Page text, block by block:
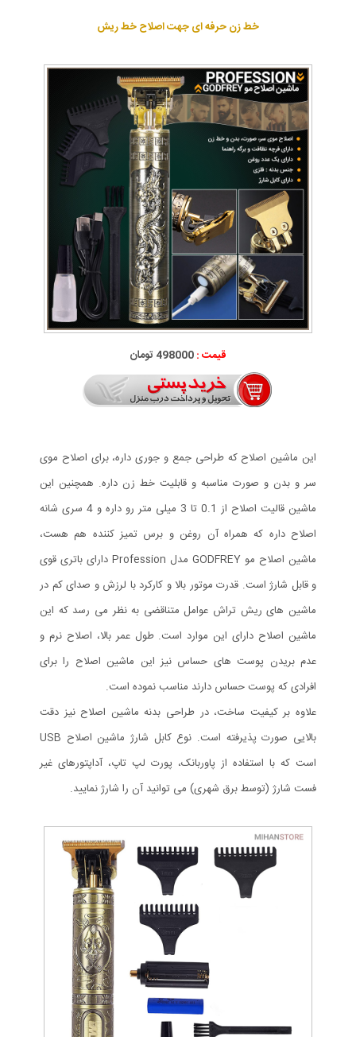
خط زن حرفه ای جهت اصلاح خط ریش
قیمت :498000 تومان
این ماشین اصلاح که طراحی جمع و جوری داره، برای اصلاح موی
سر و بدن و صورت مناسبه و قابلیت خط زن داره. همچنین این
ماشین قالیت اصلاح از 0.1 تا 3 میلی متر رو داره و 4 سری شانه
اصلاح داره که همراه آن روغن و برس تمیز کننده هم هست،
ماشین اصلاح مو GODFREY مدل Profession دارای باتری قوی
و قابل شارژ است. قدرت موتور بالا و کارکرد با لرزش و صدای کم در
ماشین های ریش تراش عوامل متناقضی به نظر می رسد که این
ماشین اصلاح دارای این موارد است. طول عمر بالا، اصلاح نرم و
عدم بریدن پوست های حساس نیز این ماشین اصلاح را برای
افرادی که پوست حساس دارند مناسب نموده است.
علاوه بر کیفیت ساخت، در طراحی بدنه ماشین اصلاح نیز دقت
بالایی صورت پذیرفته است. نوع کابل شارژ ماشین اصلاح USB
است که با استفاده از پاوربانک، پورت لپ تاپ، آداپتورهای غیر
فست شارژ (توسط برق شهری) می توانید آن را شارژ نمایید.